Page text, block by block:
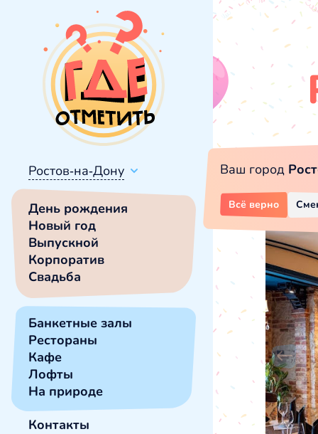
Ростов-на-Дону
День рождения
Новый год
Выпускной
Корпоратив
Свадьба
Банкетные залы
Рестораны
Кафе
Лофты
На природе
Контакты
Ваш город
Всё верно